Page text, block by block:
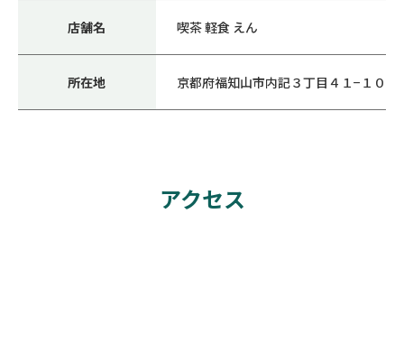
店舗名 喫茶 軽食 えん
所在地 京都府福知山市内記３丁目４１−１０
アクセス